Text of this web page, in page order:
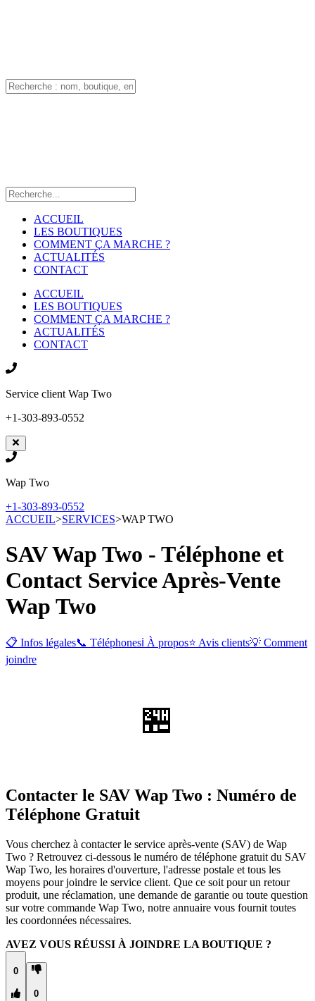
ACCUEIL
LES BOUTIQUES
COMMENT ÇA MARCHE ?
ACTUALITÉS
CONTACT
ACCUEIL
LES BOUTIQUES
COMMENT ÇA MARCHE ?
ACTUALITÉS
CONTACT
Service client Wap Two
+1-303-893-0552
Wap Two
+1-303-893-0552
ACCUEIL>SERVICES>WAP TWO
SAV Wap Two - Téléphone et
Contact Service Après-Vente
Wap Two
📋 Infos légales📞 Téléphonesℹ️ À propos⭐ Avis clients💡 Comment
joindre
🏪
Contacter le SAV Wap Two : Numéro de
Téléphone Gratuit
Vous cherchez à contacter le service après-vente (SAV) de Wap
Two ? Retrouvez ci-dessous le numéro de téléphone gratuit du SAV
Wap Two, les horaires d'ouverture, l'adresse postale et tous les
moyens pour joindre le service client. Que ce soit pour un retour
produit, une réclamation, une demande de garantie ou toute question
sur votre commande Wap Two, notre annuaire vous fournit toutes
les coordonnées nécessaires.
AVEZ VOUS RÉUSSI À JOINDRE LA BOUTIQUE ?
0
0